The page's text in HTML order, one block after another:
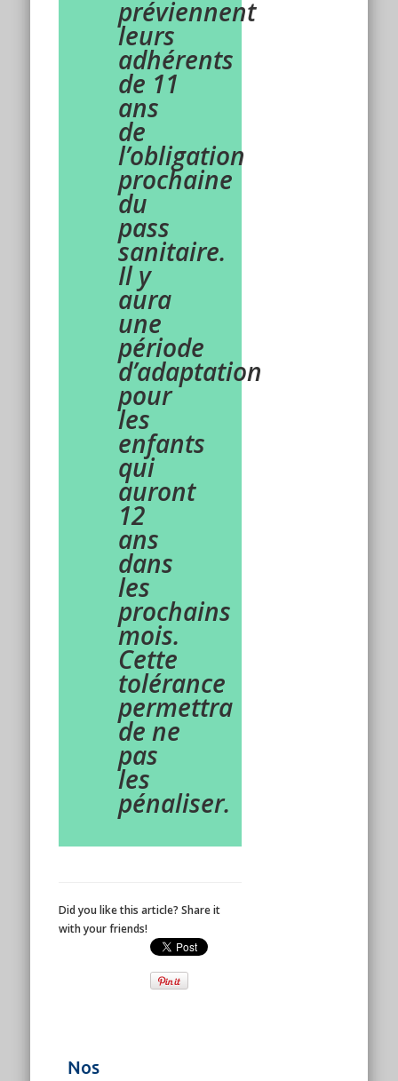
préviennent
leurs
adhérents
de 11
ans
de
l’obligation
prochaine
du
pass
sanitaire.
Il y
aura
une
période
d’adaptation
pour
les
enfants
qui
auront
12
ans
dans
les
prochains
mois.
Cette
tolérance
permettra
de ne
pas
les
pénaliser.
Did you like this article? Share it
with your friends!
Nos